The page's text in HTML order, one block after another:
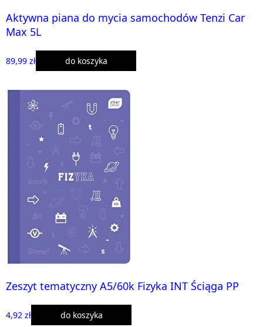
Aktywna piana do mycia samochodów Tenzi Car
Max 5L
89,99 zł do koszyka
Zeszyt tematyczny A5/60k Fizyka INT Ściąga PP
4,92 zł do koszyka